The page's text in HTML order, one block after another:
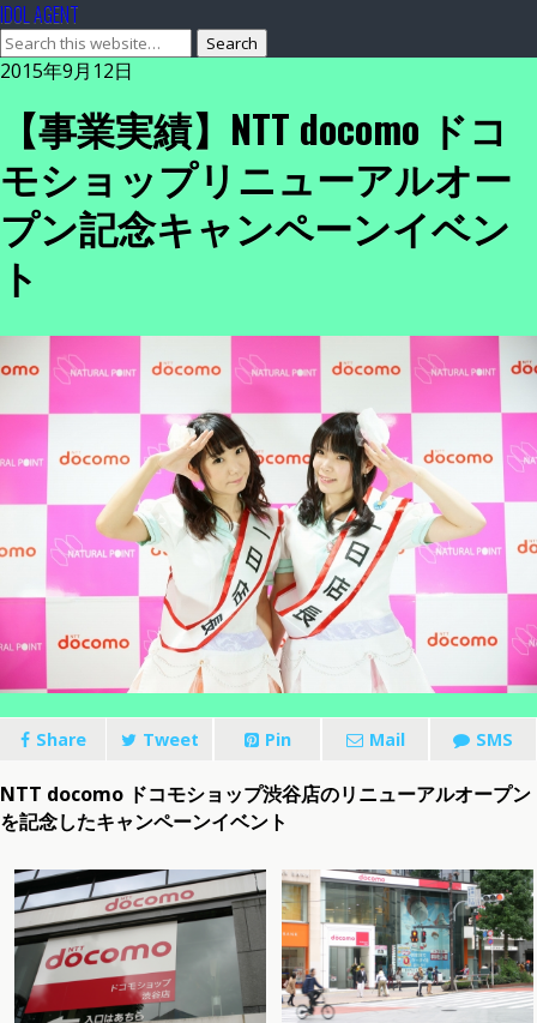
IDOL AGENT
2015年9月12日
【事業実績】NTT docomo ドコ
モショップリニューアルオー
プン記念キャンペーンイベン
ト
Share Tweet Pin Mail SMS
NTT docomo ドコモショップ渋谷店のリニューアルオープン
を記念したキャンペーンイベント